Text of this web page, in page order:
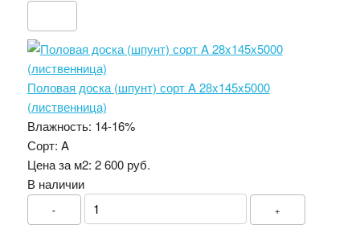
Половая доска (шпунт) сорт A 28x145x5000
(лиственница)
Влажность: 14-16%
Сорт: A
Цена за м2: 2 600 руб.
В наличии
- +